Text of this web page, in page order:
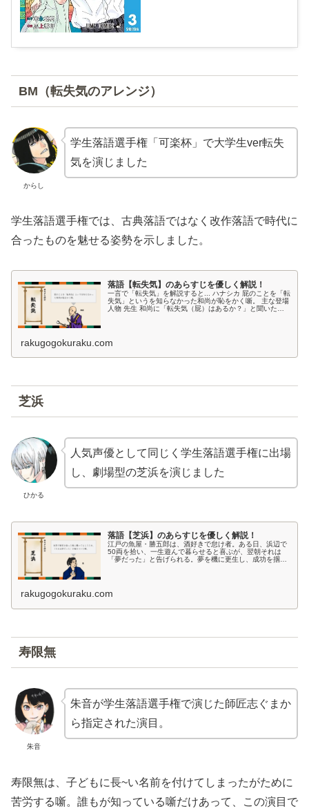
BM（転失気のアレンジ）
からし
学生落語選手権「可楽杯」で大学生ver転失
気を演じました
学生落語選手権では、古典落語ではなく改作落語で時代に
合ったものを魅せる姿勢を示しました。
落語【転失気】のあらすじを優しく解説！
一言で「転失気」を解説すると... ハナシカ 屁のことを「転
失気」というを知らなかった和尚が恥をかく噺。 主な登場
人物 先生 和尚に「転失気（屁）はあるか？」と聞いた病
rakugogokuraku.com
芝浜
ひかる
人気声優として同じく学生落語選手権に出場
し、劇場型の芝浜を演じました
落語【芝浜】のあらすじを優しく解説！
江戸の魚屋・勝五郎は、酒好きで怠け者。ある日、浜辺で
50両を拾い、一生遊んで暮らせると喜ぶが、翌朝それは
「夢だった」と告げられる。夢を機に更生し、成功を掴ん
rakugogokuraku.com
寿限無
朱音
朱音が学生落語選手権で演じた師匠志ぐまか
ら指定された演目。
寿限無は、子どもに長~い名前を付けてしまったがために
苦労する噺。誰もが知っている噺だけあって、この演目で